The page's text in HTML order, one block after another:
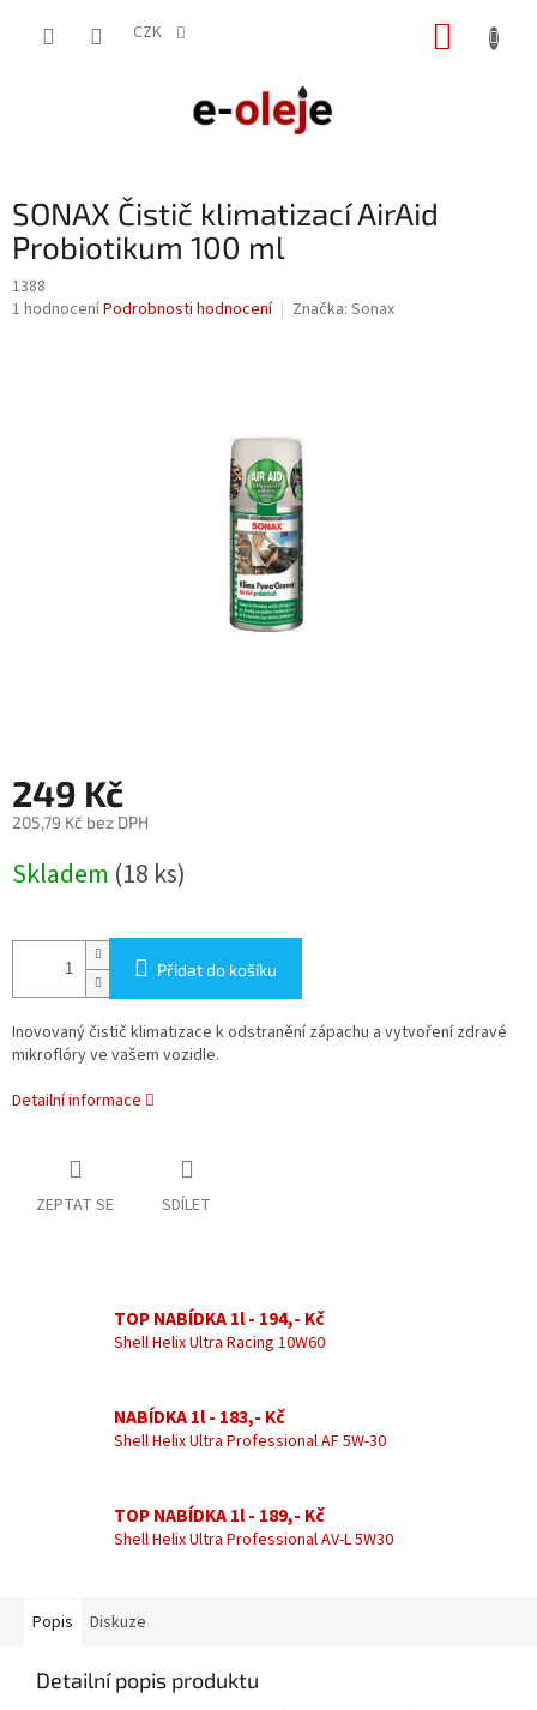
CZK
SONAX Čistič klimatizací AirAid
Probiotikum 100 ml
1388
Průměrné
1 hodnoceníPodrobnosti hodnocení Značka: Sonax
249 Kč
205,79 Kč bez DPH
cena:
Skladem (18 ks)
Přidat do košíku
Inovovaný čistič klimatizace k odstranění zápachu a vytvoření zdravé
mikroflóry ve vašem vozidle.
Detailní informace
ZEPTAT SE SDÍLET
TOP NABÍDKA 1l - 194,- Kč
Shell Helix Ultra Racing 10W60
NABÍDKA 1l - 183,- Kč
Shell Helix Ultra Professional AF 5W-30
TOP NABÍDKA 1l - 189,- Kč
Shell Helix Ultra Professional AV-L 5W30
Popis Diskuze
Detailní popis produktu